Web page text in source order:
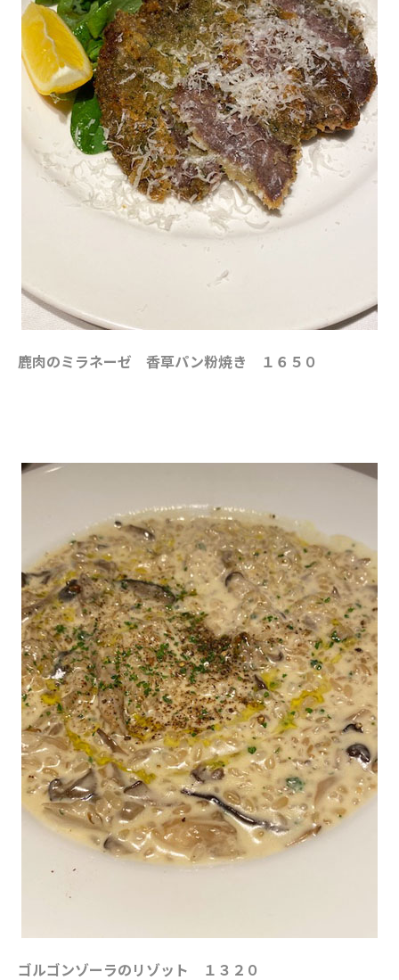
鹿肉のミラネーゼ 香草パン粉焼き １６５０
ゴルゴンゾーラのリゾット １３２０